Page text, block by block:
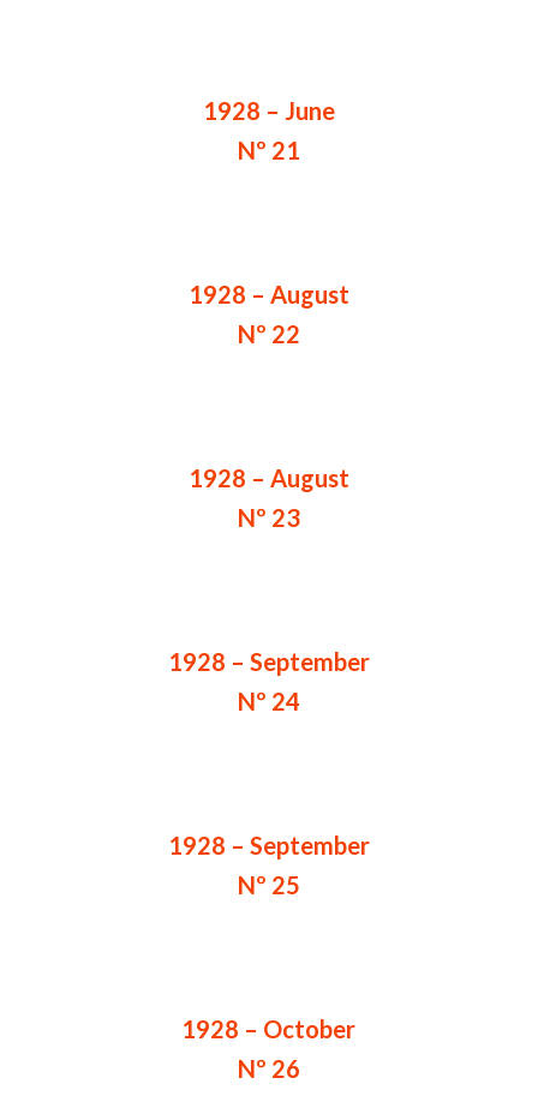
1928 – June
Nº 21
1928 – August
Nº 22
1928 – August
Nº 23
1928 – September
Nº 24
1928 – September
Nº 25
1928 – October
Nº 26